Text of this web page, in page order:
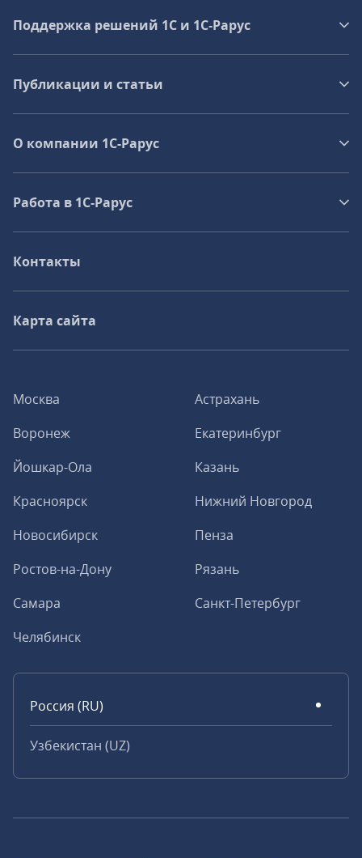
Москва
Астрахань
Воронеж
Екатеринбург
Йошкар-Ола
Казань
Красноярск
Нижний Новгород
Новосибирск
Пенза
Ростов-на-Дону
Рязань
Самара
Санкт-Петербург
Челябинск
Россия (RU)
Узбекистан (UZ)
Поддержка решений 1С и 1С‑Рарус
Публикации и статьи
О компании 1C-Рарус
Работа в 1С‑Рарус
Контакты
Карта сайта